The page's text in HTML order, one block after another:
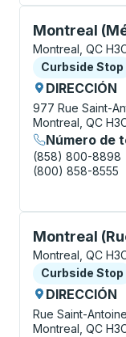
Montreal
Curbside
Montreal, QC
Curbside Stop
Curbside Stop
DIRECCIÓN
977 Rue Saint-
Montreal, QC
Número de
(858) 800-8898
(800) 858-8555
Montreal
Curbside
Montreal, QC
Curbside Stop
Curbside Stop
DIRECCIÓN
Rue Saint-
Montreal, QC